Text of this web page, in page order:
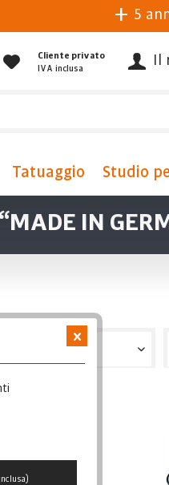
5
Cliente privato
IVA inclusa
Tatuaggio Studio
IN
Prezzo più basso